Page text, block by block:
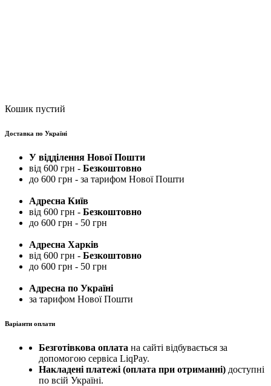
Кошик пустий
Доставка по Україні
У відділення Нової Пошти
від 600 грн - Безкоштовно
до 600 грн - за тарифом Нової Пошти
Адресна Київ
від 600 грн - Безкоштовно
до 600 грн - 50 грн
Адресна Харків
від 600 грн - Безкоштовно
до 600 грн - 50 грн
Адресна по Україні
за тарифом Нової Пошти
Варіанти оплати
Безготівкова оплата на сайті відбувається за
допомогою сервіса LiqPay.
Накладені платежі (оплата при отриманні) доступні
по всій Україні.